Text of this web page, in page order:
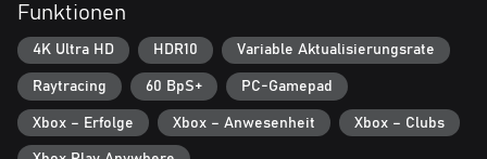
Funktionen
4K Ultra HD HDR10 Variable Aktualisierungsrate
Raytracing 60 BpS+ PC-Gamepad
Xbox – Erfolge Xbox – Anwesenheit Xbox – Clubs